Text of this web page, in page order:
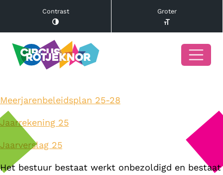
Contrast Groter
Meerjarenbeleidsplan 25-28
Jaarrekening 25
Jaarverslag 25
Het bestuur bestaat werkt onbezoldigd en bestaat